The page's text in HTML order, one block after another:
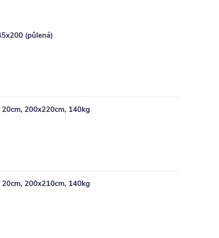
(půlená)
200x220cm, 140kg
200x210cm, 140kg